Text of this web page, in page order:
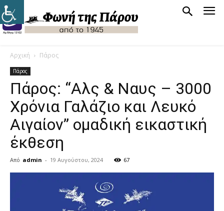
Αρχική Πάρος
Πάρος
Πάρος: “Αλς & Ναυς – 3000
Χρόνια Γαλάζιο και Λευκό
Αιγαίον” ομαδική εικαστική
έκθεση
Από admin - 19 Αυγούστου, 2024 67